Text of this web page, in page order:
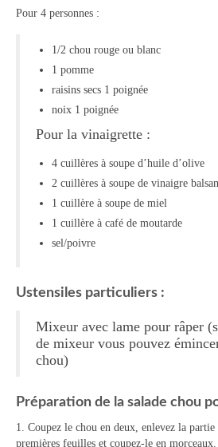
Plats
Légumes
Tartes Pizzas Croq’
Viandes
Desserts
Bavarois Charlottes
Brownies Cookies Muffins
Cakes Cheesecakes
Pour 4 personnes :
1/2 chou rouge ou blanc
1 pomme
raisins secs 1 poignée
noix 1 poignée
Pour la vinaigrette :
4 cuillères à soupe d’huile d’olive
2 cuillères à soupe de vinaigre
1 cuillère à soupe de miel
1 cuillère à café de moutarde
sel/poivre
Ustensiles particuliers :
Mixeur avec lame pour râper
de mixeur vous pouvez
chou)
Préparation de la salade chou
1. Coupez le chou en deux, enlevez la
premières feuilles et coupez-le en morceaux.